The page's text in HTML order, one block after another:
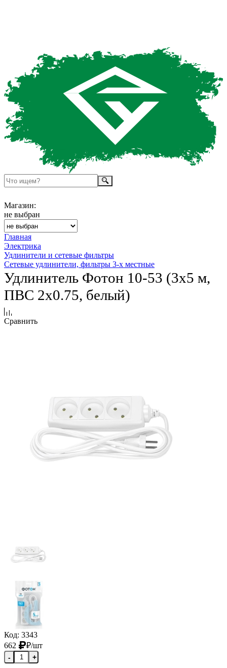
Магазин:
не выбран
Главная
Электрика
Удлинители и сетевые фильтры
Сетевые удлинители, фильтры 3-х местные
Удлинитель Фотон 10-53 (3х5 м,
ПВС 2х0.75, белый)
Сравнить
Код: 3343
662
₽/шт
- +